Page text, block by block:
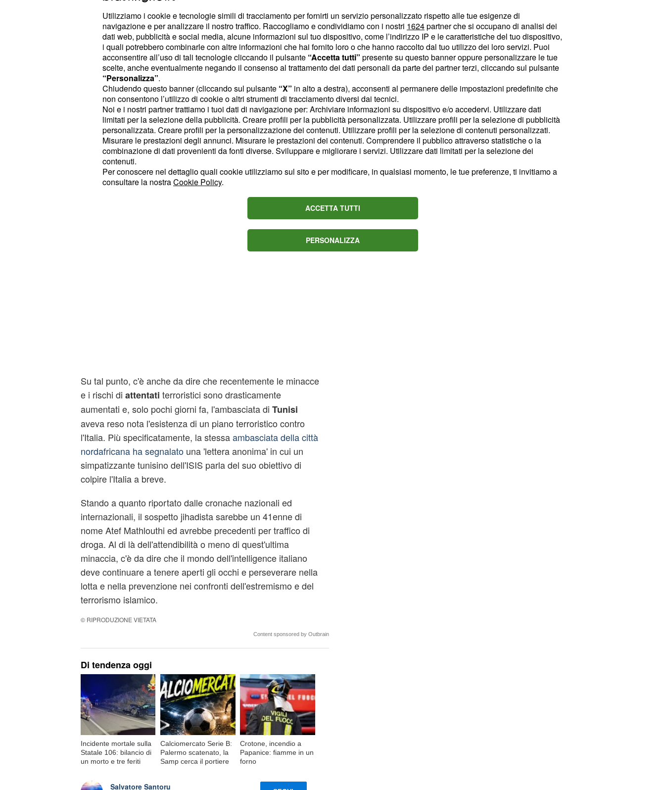
59enne di origine egiziana
Mostafa Omer. Stando alle indagini, l'uomo risultava essere
dirigente di un centro islamico locale e svolgeva attività di
propaganda per lo Stato Islamico sia nel web che tra i
bambini del suo centro. Inoltre, Omer sosteneva che l'unico
modo per ottenere l'entrata in Paradiso era la morte in
battaglia ed era sposato con una 79enne italiana.
Quella 'lettera anonima' segnalata
dall'ambasciata di Tunisi
L'arresto del 59enne di origine egiziana rappresenta un
indubbio successo delle forze armate italiane nella lotta
contro il terrorismo di matrice islamista.
Su tal punto, c'è anche da dire che recentemente le minacce
e i rischi di attentati terroristici sono drasticamente
aumentati e, solo pochi giorni fa, l'ambasciata di Tunisi
aveva reso nota l'esistenza di un piano terroristico contro
l'Italia. Più specificatamente, la stessaambasciata della città
nordafricana ha segnalatouna 'lettera anonima' in cui un
simpatizzante tunisino dell'ISIS parla del suo obiettivo di
colpire l'Italia a breve.
Stando a quanto riportato dalle cronache nazionali ed
internazionali, il sospetto jihadista sarebbe un 41enne di
nome Atef Mathlouthi ed avrebbe precedenti per traffico di
droga. Al di là dell'attendibilità o meno di quest'ultima
minaccia, c'è da dire che il mondo dell'intelligence italiano
deve continuare a tenere aperti gli occhi e perseverare nella
lotta e nella prevenzione nei confronti dell'estremismo e del
terrorismo islamico.
© RIPRODUZIONE VIETATA
Content sponsored by Outbrain
Di tendenza oggi
Incidente mortale sulla
Statale 106: bilancio di
un morto e tre feriti
Calciomercato Serie B:
Palermo scatenato, la
Samp cerca il portiere
Crotone, incendio a
Papanice: fiamme in un
forno
Salvatore Santoru
Utilizziamo i cookie e tecnologie simili di tracciamento per fornirti un servizio personalizzato rispetto alle tue esigenze di
navigazione e per analizzare il nostro traffico. Raccogliamo e condividiamo con i nostri 1624partner che si occupano di analisi dei
dati web, pubblicità e social media, alcune informazioni sul tuo dispositivo, come l’indirizzo IP e le caratteristiche del tuo dispositivo,
i quali potrebbero combinarle con altre informazioni che hai fornito loro o che hanno raccolto dal tuo utilizzo dei loro servizi. Puoi
acconsentire all’uso di tali tecnologie cliccando il pulsante “Accetta tutti” presente su questo banner oppure personalizzare le tue
scelte, anche eventualmente negando il consenso al trattamento dei dati personali da parte dei partner terzi, cliccando sul pulsante
“Personalizza”.
Chiudendo questo banner (cliccando sul pulsante “X” in alto a destra), acconsenti al permanere delle impostazioni predefinite che
non consentono l’utilizzo di cookie o altri strumenti di tracciamento diversi dai tecnici.
Noi e i nostri partner trattiamo i tuoi dati di navigazione per: Archiviare informazioni su dispositivo e/o accedervi. Utilizzare dati
limitati per la selezione della pubblicità. Creare profili per la pubblicità personalizzata. Utilizzare profili per la selezione di pubblicità
personalizzata. Creare profili per la personalizzazione dei contenuti. Utilizzare profili per la selezione di contenuti personalizzati.
Misurare le prestazioni degli annunci. Misurare le prestazioni dei contenuti. Comprendere il pubblico attraverso statistiche o la
combinazione di dati provenienti da fonti diverse. Sviluppare e migliorare i servizi. Utilizzare dati limitati per la selezione dei
contenuti.
Per conoscere nel dettaglio quali cookie utilizziamo sul sito e per modificare, in qualsiasi momento, le tue preferenze, ti invitiamo a
consultare la nostraCookie Policy.
ACCETTA TUTTI
PERSONALIZZA